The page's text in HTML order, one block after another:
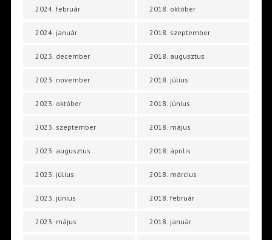
2024. február
2024. január
2023. december
2023. november
2023. október
2023. szeptember
2023. augusztus
2023. július
2023. június
2023. május
2018. október
2018. szeptember
2018. augusztus
2018. július
2018. június
2018. május
2018. április
2018. március
2018. február
2018. január